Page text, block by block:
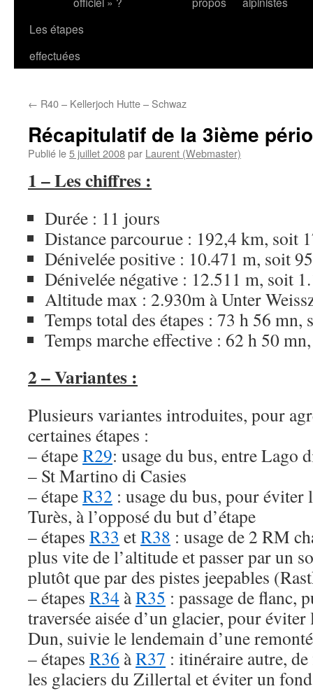
Les étapes
effectuées
← R40 – Kellerjoch Hutte – Schwaz
Récapitulatif de la 3ième
Publié le5 juillet 2008par Laurent (Webmaster)
1 – Les chiffres :
Durée : 11 jours
Distance parcourue : 192,4 km, soit
Dénivelée positive : 10.471 m, soit
Dénivelée négative : 12.511 m, soit
Altitude max : 2.930m à Unter
Temps total des étapes : 73 h 56
Temps marche effective : 62 h 50
2 – Variantes :
Plusieurs variantes introduites, pour
certaines étapes :
– étapeR29: usage du bus, entre Lago
– St Martino di Casies
– étapeR32 : usage du bus, pour
Turès, à l’opposé du but d’étape
– étapes R33 etR38 : usage de 2 RM
plus vite de l’altitude et passer par un
plutôt que par des pistes jeepables
– étapes R34 àR35 : passage de flanc,
traversée aisée d’un glacier, pour
Dun, suivie le lendemain d’une
– étapes R36 àR37 : itinéraire autre,
les glaciers du Zillertal et éviter un